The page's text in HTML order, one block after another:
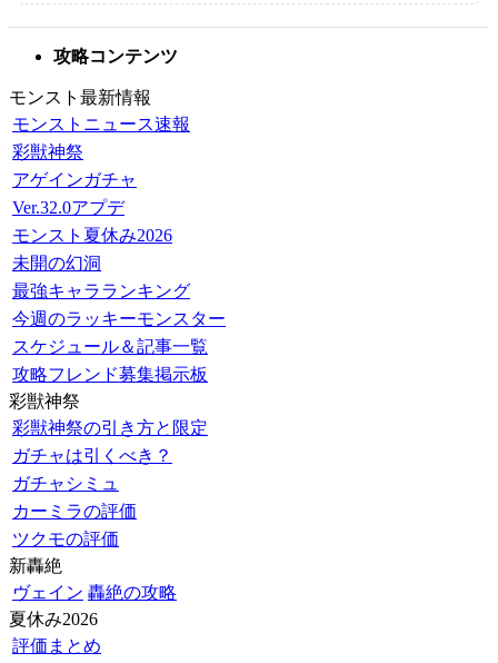
攻略コンテンツ
モンスト最新情報
モンストニュース速報
彩獣神祭
アゲインガチャ
Ver.32.0アプデ
モンスト夏休み2026
未開の幻洞
最強キャラランキング
今週のラッキーモンスター
スケジュール＆記事一覧
攻略フレンド募集掲示板
彩獣神祭
彩獣神祭の引き方と限定
ガチャは引くべき？
ガチャシミュ
カーミラの評価
ツクモの評価
新轟絶
ヴェイン 轟絶の攻略
夏休み2026
評価まとめ